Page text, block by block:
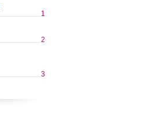
1
2
3